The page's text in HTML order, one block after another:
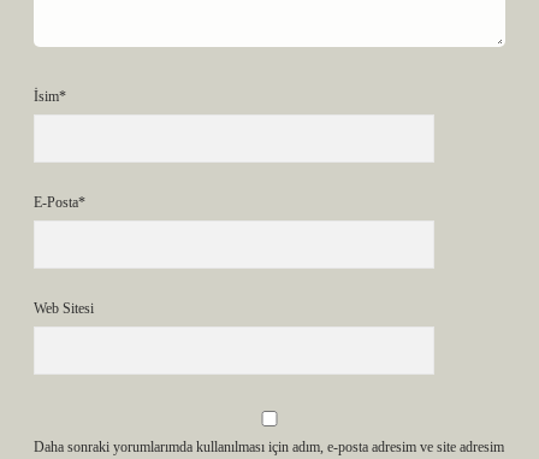
İsim*
E-Posta*
Web Sitesi
Daha sonraki yorumlarımda kullanılması için adım, e-posta adresim ve site adresim